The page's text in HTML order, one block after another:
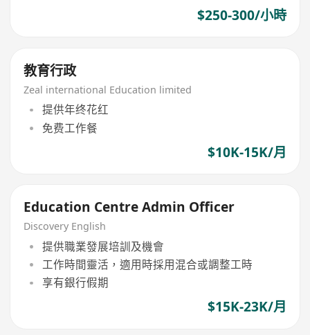
$250-300/小時
教育行政
Zeal international Education limited
提供年终花红
免费工作餐
$10K-15K/月
Education Centre Admin Officer
Discovery English
提供職業發展培訓及機會
工作時間靈活，適用時採用混合或調整工時
享有銀行假期
$15K-23K/月